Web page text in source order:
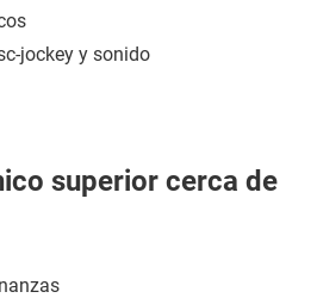
jockey y sonido
superior cerca de